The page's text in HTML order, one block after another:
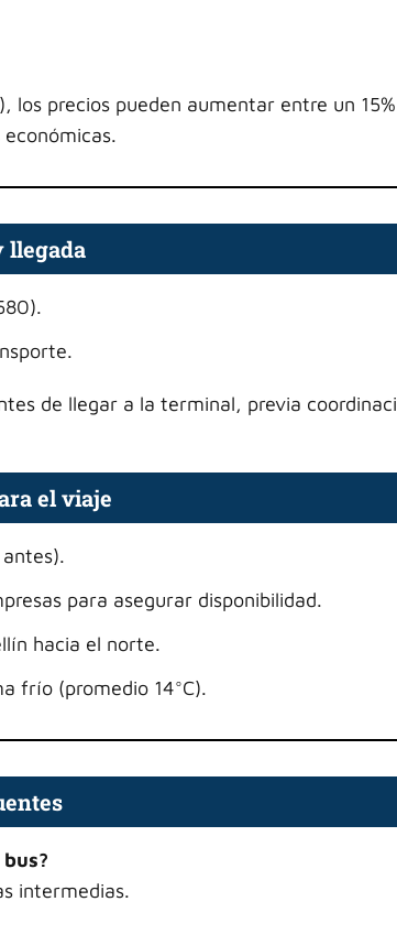
los precios pueden aumentar entre un
llegada
de llegar a la terminal, previa
el viaje
para asegurar disponibilidad.
hacia el norte.
frío (promedio 14°C).
intermedias.